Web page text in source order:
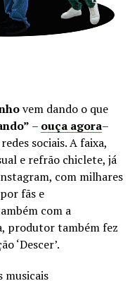
vem dando o que
– ouça agora–
sociais. A faixa,
e refrão chiclete, já
com milhares
fãs e
com a
produtor também fez
‘Descer’.
musicais